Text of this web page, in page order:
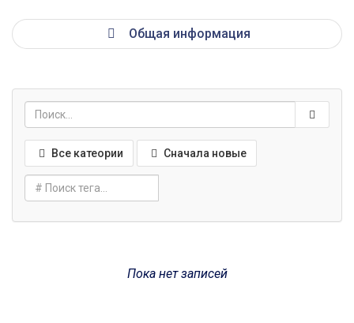
Общая информация
Все катеории Сначала новые
Пока нет записей